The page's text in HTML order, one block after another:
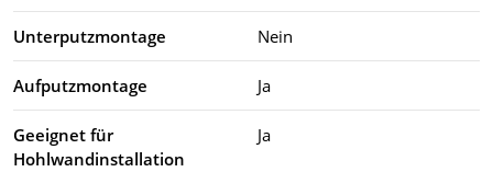
Unterputzmontage Nein
Aufputzmontage Ja
Geeignet für
Hohlwandinstallation
Ja